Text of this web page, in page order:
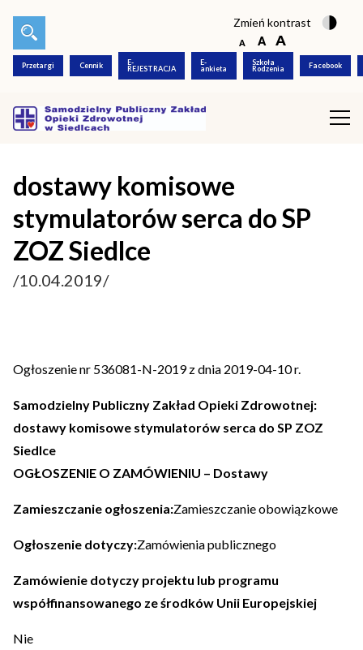
Zmień kontrast
Przetargi Cennik E-
REJESTRACJA
E-
ankieta
Szkoła
Rodzenia Facebook
dostawy komisowe
stymulatorów serca do SP
ZOZ Siedlce
/10.04.2019/
Ogłoszenie nr 536081-N-2019 z dnia 2019-04-10 r.
Samodzielny Publiczny Zakład Opieki Zdrowotnej:
dostawy komisowe stymulatorów serca do SP ZOZ
Siedlce
OGŁOSZENIE O ZAMÓWIENIU – Dostawy
Zamieszczanie ogłoszenia:Zamieszczanie obowiązkowe
Ogłoszenie dotyczy:Zamówienia publicznego
Zamówienie dotyczy projektu lub programu
współfinansowanego ze środków Unii Europejskiej
Nie